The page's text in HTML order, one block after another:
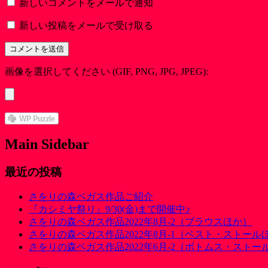
新しいコメントをメールで通知
新しい投稿をメールで受け取る
画像を選択してください (GIF, PNG, JPG, JPEG):
Main Sidebar
最近の投稿
さをりの森ベガス作品ご紹介
『カシミヤ祭り』9/30(金)まで開催中♪
さをりの森ベガス作品2022年8月-2（ブラウスほか）
さをりの森ベガス作品2022年8月-1（ベスト・ストール
さをりの森ベガス作品2022年6月-2（ボトムス・ストー